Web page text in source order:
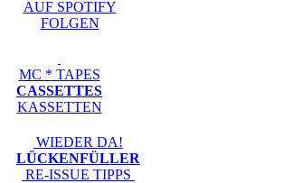
AUF SPOTIFY
FOLGEN
MC * TAPES
CASSETTES
KASSETTEN
WIEDER DA!
LÜCKENFÜLLER
RE-ISSUE TIPPS